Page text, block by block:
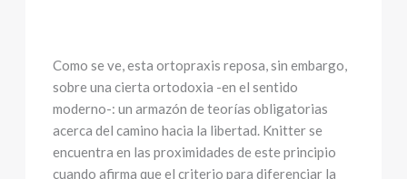
Como se ve, esta ortopraxis reposa, sin embargo,
sobre una cierta ortodoxia -en el sentido
moderno-: un armazón de teorías obligatorias
acerca del camino hacia la libertad. Knitter se
encuentra en las proximidades de este principio
cuando afirma que el criterio para diferenciar la